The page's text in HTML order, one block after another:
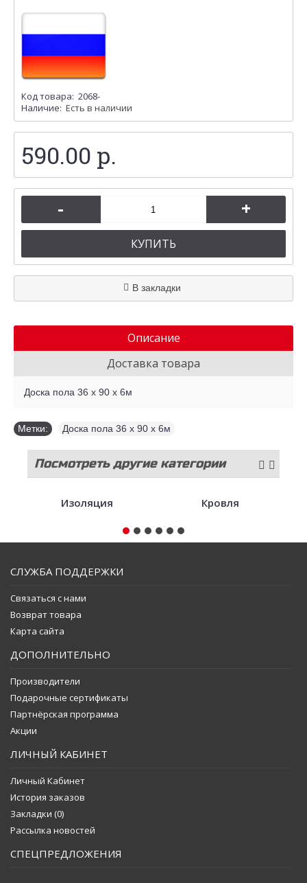
Код товара: 2068-
Наличие: Есть в наличии
590.00 р.
- +
КУПИТЬ
В закладки
Описание
Доставка товара
Доска пола 36 х 90 х 6м
Метки: Доска пола 36 х 90 х 6м
Посмотреть другие категории
Изоляция Кровля
СЛУЖБА ПОДДЕРЖКИ
Связаться с нами
Возврат товара
Карта сайта
ДОПОЛНИТЕЛЬНО
Производители
Подарочные сертификаты
Партнёрская программа
Акции
ЛИЧНЫЙ КАБИНЕТ
Личный Кабинет
История заказов
Закладки (0)
Рассылка новостей
СПЕЦПРЕДЛОЖЕНИЯ